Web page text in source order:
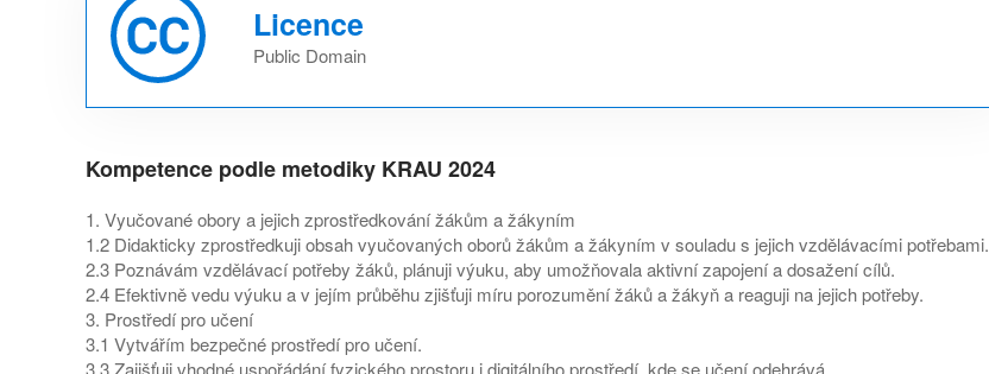
Licence
Public Domain
Kompetence podle metodiky KRAU 2024
1. Vyučované obory a jejich zprostředkování žákům a žákyním
1.2 Didakticky zprostředkuji obsah vyučovaných oborů žákům a žákyním v souladu s jejich vzdělávacími potřebami.
2.3 Poznávám vzdělávací potřeby žáků, plánuji výuku, aby umožňovala aktivní zapojení a dosažení cílů.
2.4 Efektivně vedu výuku a v jejím průběhu zjišťuji míru porozumění žáků a žákyň a reaguji na jejich potřeby.
3. Prostředí pro učení
3.1 Vytvářím bezpečné prostředí pro učení.
3.3 Zajišťuji vhodné uspořádání fyzického prostoru i digitálního prostředí, kde se učení odehrává.